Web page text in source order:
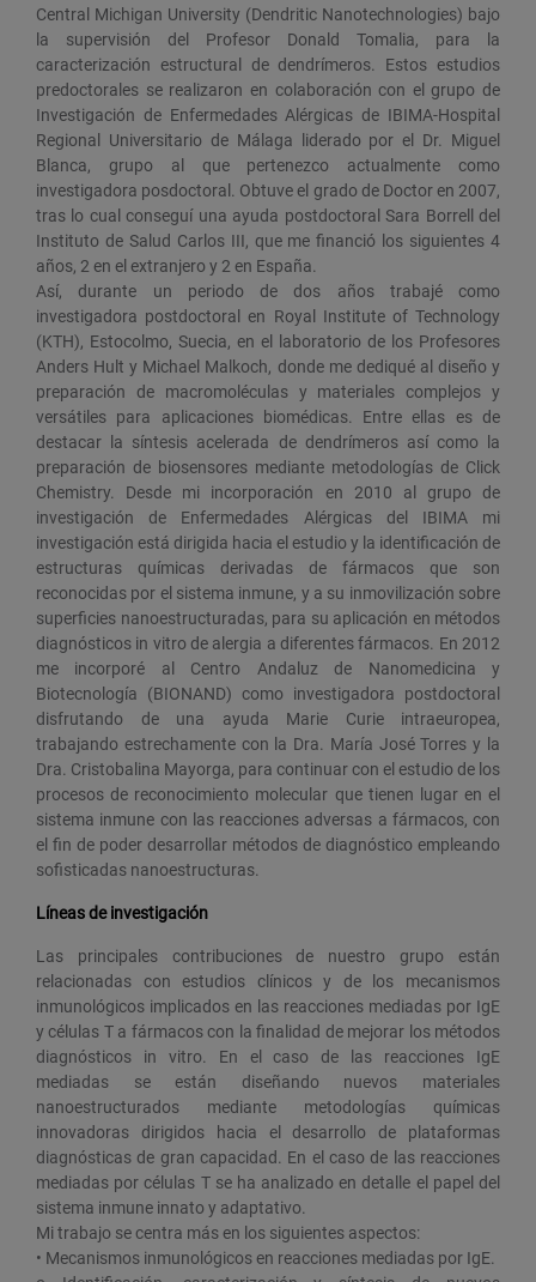
Central Michigan University (Dendritic Nanotechnologies) bajo
la supervisión del Profesor Donald Tomalia, para la
caracterización estructural de dendrímeros. Estos estudios
predoctorales se realizaron en colaboración con el grupo de
Investigación de Enfermedades Alérgicas de IBIMA-Hospital
Regional Universitario de Málaga liderado por el Dr. Miguel
Blanca, grupo al que pertenezco actualmente como
investigadora posdoctoral. Obtuve el grado de Doctor en 2007,
tras lo cual conseguí una ayuda postdoctoral Sara Borrell del
Instituto de Salud Carlos III, que me financió los siguientes 4
años, 2 en el extranjero y 2 en España.
Así, durante un periodo de dos años trabajé como
investigadora postdoctoral en Royal Institute of Technology
(KTH), Estocolmo, Suecia, en el laboratorio de los Profesores
Anders Hult y Michael Malkoch, donde me dediqué al diseño y
preparación de macromoléculas y materiales complejos y
versátiles para aplicaciones biomédicas. Entre ellas es de
destacar la síntesis acelerada de dendrímeros así como la
preparación de biosensores mediante metodologías de Click
Chemistry. Desde mi incorporación en 2010 al grupo de
investigación de Enfermedades Alérgicas del IBIMA mi
investigación está dirigida hacia el estudio y la identificación de
estructuras químicas derivadas de fármacos que son
reconocidas por el sistema inmune, y a su inmovilización sobre
superficies nanoestructuradas, para su aplicación en métodos
diagnósticos in vitro de alergia a diferentes fármacos. En 2012
me incorporé al Centro Andaluz de Nanomedicina y
Biotecnología (BIONAND) como investigadora postdoctoral
disfrutando de una ayuda Marie Curie intraeuropea,
trabajando estrechamente con la Dra. María José Torres y la
Dra. Cristobalina Mayorga, para continuar con el estudio de los
procesos de reconocimiento molecular que tienen lugar en el
sistema inmune con las reacciones adversas a fármacos, con
el fin de poder desarrollar métodos de diagnóstico empleando
sofisticadas nanoestructuras.
Líneas de investigación
Las principales contribuciones de nuestro grupo están
relacionadas con estudios clínicos y de los mecanismos
inmunológicos implicados en las reacciones mediadas por IgE
y células T a fármacos con la finalidad de mejorar los métodos
diagnósticos in vitro. En el caso de las reacciones IgE
mediadas se están diseñando nuevos materiales
nanoestructurados mediante metodologías químicas
innovadoras dirigidos hacia el desarrollo de plataformas
diagnósticas de gran capacidad. En el caso de las reacciones
mediadas por células T se ha analizado en detalle el papel del
sistema inmune innato y adaptativo.
Mi trabajo se centra más en los siguientes aspectos:
• Mecanismos inmunológicos en reacciones mediadas por IgE.